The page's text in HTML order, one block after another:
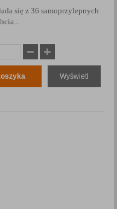
się z 36 samoprzylepnych
Wyświetl
aby umożliwić
i związane z tym
a w szczególności
na Państwa email lub
Państwa wcześniejsza
konta.